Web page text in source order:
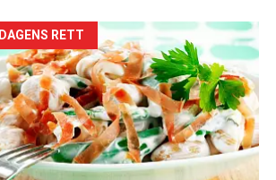
Forsiden
DAGENS RETT